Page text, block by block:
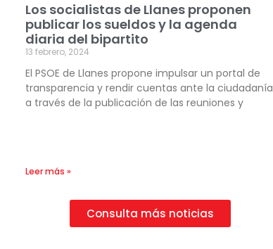
Los socialistas de Llanes proponen
publicar los sueldos y la agenda
diaria del bipartito
13 febrero, 2024
El PSOE de Llanes propone impulsar un portal de
transparencia y rendir cuentas ante la ciudadanía
a través de la publicación de las reuniones y
Leer más »
Consulta más noticias